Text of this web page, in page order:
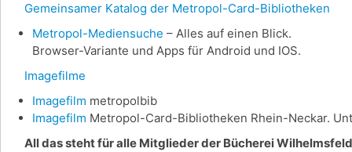
Gemeinsamer Katalog der Metropol-Card-Bibliotheken
Metropol-Mediensuche – Alles auf einen Blick.
Browser-Variante und Apps für Android und IOS.
Imagefilme
Imagefilm metropolbib
Imagefilm Metropol-Card-Bibliotheken Rhein-Neckar.
All das steht für alle Mitglieder der Bücherei